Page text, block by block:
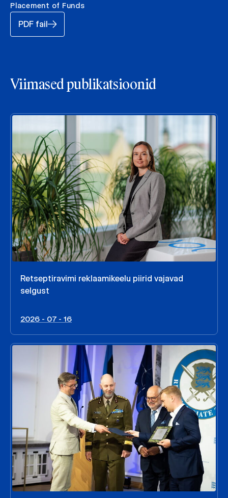
Placement of Funds
PDF fail
Viimased publikatsioonid
Retseptiravimi reklaamikeelu piirid vajavad
selgust
2026 - 07 - 16